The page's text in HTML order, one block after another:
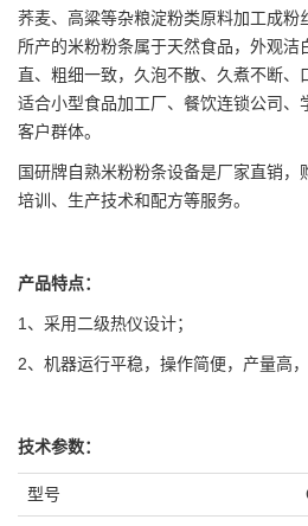
荞麦、高粱等杂粮淀粉类原料加工成粉
所产的米粉粉条属于天然食品，外观洁
直、粗细一致，久泡不散、久煮不断、
适合小型食品加工厂、餐饮连锁公司、
客户群体。
国研牌自熟米粉粉条设备是厂家直销，
培训、生产技术和配方等服务。
产品特点：
1、采用二级热仪设计；
2、机器运行平稳，操作简便，产量高，
技术参数：
型号